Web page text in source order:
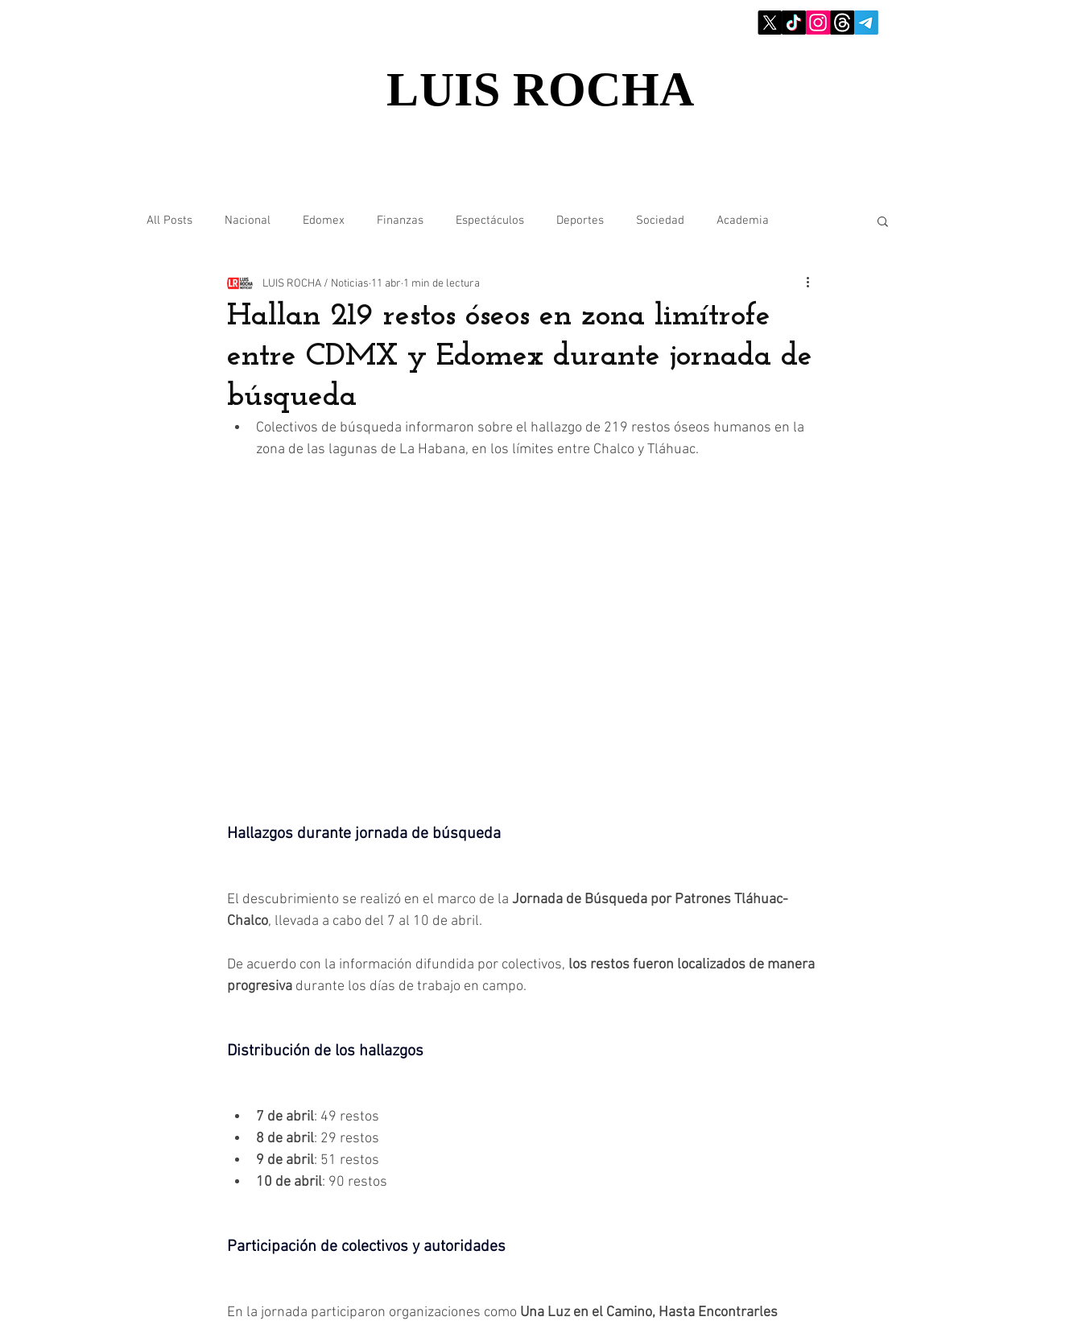
LUIS ROCHA
All Posts Nacional Edomex Finanzas Espectáculos Deportes Sociedad Academia
Internacional
Hallan 219 restos óseos en zona limítrofe
entre CDMX y Edomex durante jornada de
búsqueda
LUIS ROCHA / Noticias 11 abr 1 min de lectura
Colectivos de búsqueda informaron sobre el hallazgo de 219 restos óseos humanos en la
zona de las lagunas de La Habana, en los límites entre Chalco y Tláhuac.
Hallazgos durante jornada de búsqueda
El descubrimiento se realizó en el marco de la Jornada de Búsqueda por Patrones Tláhuac-
Chalco, llevada a cabo del 7 al 10 de abril.
De acuerdo con la información difundida por colectivos, los restos fueron localizados de manera
progresiva durante los días de trabajo en campo.
Distribución de los hallazgos
7 de abril: 49 restos
8 de abril: 29 restos
9 de abril: 51 restos
10 de abril: 90 restos
Participación de colectivos y autoridades
En la jornada participaron organizaciones como Una Luz en el Camino, Hasta Encontrarles